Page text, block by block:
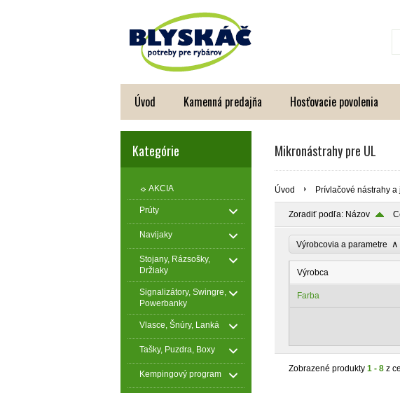
Úvod Kamenná predajňa Hosťovacie povolenia
Kategórie
☼ AKCIA
Prúty
Navijaky
Stojany, Rázsošky,
Držiaky
Signalizátory, Swingre,
Powerbanky
Vlasce, Šnúry, Lanká
Tašky, Puzdra, Boxy
Kempingový program
Mikronástrahy pre UL
Úvod Prívlačové nástrahy a
Zoradiť podľa: Názov
Výrobcovia a parametre ∧
Výrobca
Farba
Zobrazené produkty 1 - 8 z